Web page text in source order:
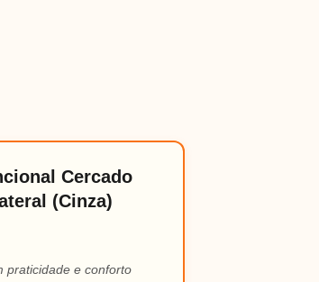
Cercado
(Cinza)
praticidade e conforto